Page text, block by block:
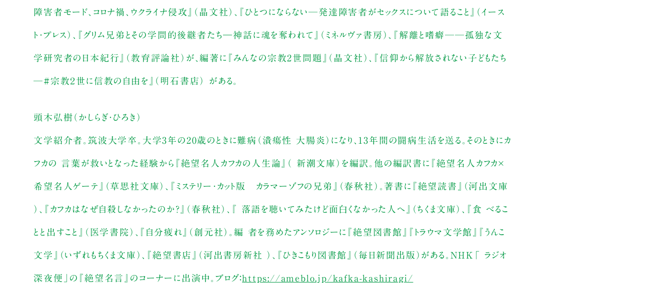
障害者モード、コロナ禍、ウクライナ侵攻』（晶文社）、『ひとつにならない─発達障害者がセックスについて語ること』（イース
ト・プレス）、『グリム兄弟とその学問的後継者たち―神話に魂を奪われて』（ミネルヴァ書房）、『解離と嗜癖──孤独な文
学研究者の日本紀行』（教育評論社）が、編著に『みんなの宗教2世問題』（晶文社）、『信仰から解放されない子どもたち
─#宗教２世に信教の自由を』（明石書店） がある。
頭木弘樹（かしらぎ・ひろき）
文学紹介者。筑波大学卒。大学3年の20歳のときに難病（潰瘍性 大腸炎）になり、13年間の闘病生活を送る。そのときにカ
フカの 言葉が救いとなった経験から『絶望名人カフカの人生論』（ 新潮文庫）を編訳。他の編訳書に『絶望名人カフカ×
希望名人ゲーテ』（草思社文庫）、『ミステリー・カット版 カラマーゾフの兄弟』（春秋社）。著書に『絶望読書』（河出文庫
）、『カフカはなぜ自殺しなかったのか？』（春秋社）、『 落語を聴いてみたけど面白くなかった人へ』（ちくま文庫）、『食 べるこ
とと出すこと』（医学書院）、『自分疲れ』（創元社）。編 者を務めたアンソロジーに『絶望図書館』『トラウマ文学館』『うんこ
文学』（いずれもちくま文庫）、『絶望書店』（河出書房新社 ）、『ひきこもり図書館』（毎日新聞出版）がある。NHK「 ラジオ
深夜便」の『絶望名言』のコーナーに出演中。ブログ：https://ameblo.jp/kafka-kashiragi/